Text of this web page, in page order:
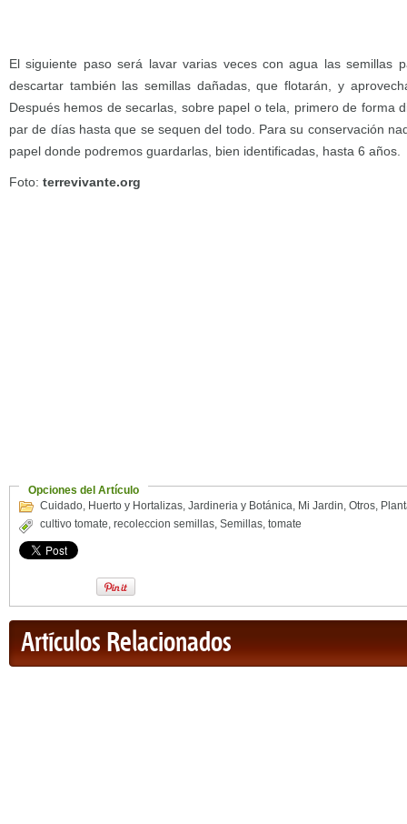
El siguiente paso será lavar varias veces con agua las semillas
descartar también las semillas dañadas, que flotarán, y
Después hemos de secarlas, sobre papel o tela, primero de forma
par de días hasta que se sequen del todo. Para su conservación
papel donde podremos guardarlas, bien identificadas, hasta 6 años.
Foto: terrevivante.org
Opciones del Artículo
Cuidado, Huerto y Hortalizas, Jardineria y Botánica, Mi Jardin, Otros,
cultivo tomate, recoleccion semillas, Semillas, tomate
Artículos Relacionados